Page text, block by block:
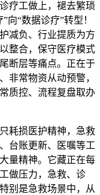
疗工做上，褪去繁琐
向“数据诊疗”转型！
减负、行业提质为方
整合，保守医疗模式
断层等痛点。正在于
非常物资从动预警，
质控、流程复盘取办
耗损医护精神，急救
台账更新、医嘱等工
量精神。它藏正在每
做压力，急救、诊
别是急救场景中，从